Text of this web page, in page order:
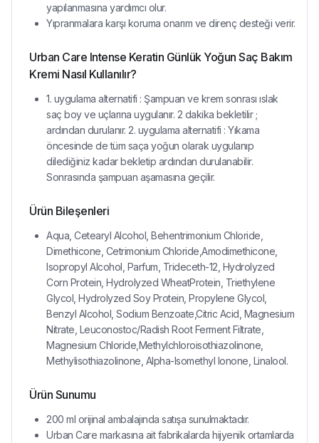
yapılanmasına yardımcı olur.
Yıpranmalara karşı koruma onarım ve direnç desteği verir.
Urban Care Intense Keratin Günlük Yoğun Saç Bakım
Kremi Nasıl Kullanılır?
1. uygulama alternatifi : Şampuan ve krem sonrası ıslak
saç boy ve uçlarına uygulanır. 2 dakika bekletilir ;
ardından durulanır. 2. uygulama alternatifi : Yıkama
öncesinde de tüm saça yoğun olarak uygulanıp
dilediğiniz kadar bekletip ardından durulanabilir.
Sonrasında şampuan aşamasına geçilir.
Ürün Bileşenleri
Aqua, Cetearyl Alcohol, Behentrimonium Chloride,
Dimethicone, Cetrimonium Chloride,Amodimethicone,
Isopropyl Alcohol, Parfum, Trideceth-12, Hydrolyzed
Corn Protein, Hydrolyzed WheatProtein, Triethylene
Glycol, Hydrolyzed Soy Protein, Propylene Glycol,
Benzyl Alcohol, Sodium Benzoate,Citric Acid, Magnesium
Nitrate, Leuconostoc/Radish Root Ferment Filtrate,
Magnesium Chloride,Methylchloroisothiazolinone,
Methylisothiazolinone, Alpha-Isomethyl Ionone, Linalool.
Ürün Sunumu
200 ml orijinal ambalajında satışa sunulmaktadır.
Urban Care markasına ait fabrikalarda hijyenik ortamlarda